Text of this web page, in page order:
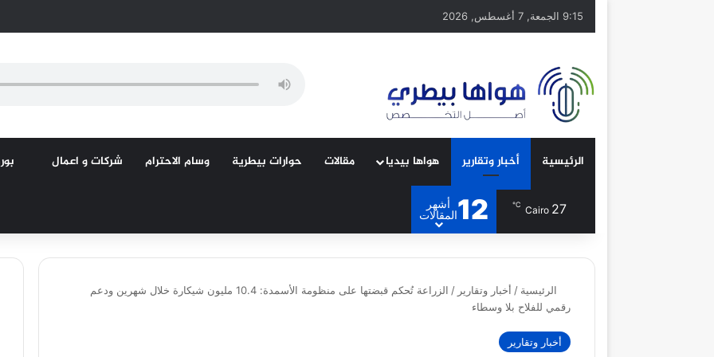
9:15 الجمعة, 7 أغسطس, 2026
الرئيسية أخبار وتقارير هواها بيديا مقالات حوارات بيطرية وسام الاحترام شركات و اعمال
Cairo 27
℃
12
أشهر
المقالات
الرئيسية / أخبار وتقارير /
الزراعة تُحكم قبضتها على منظومة الأسمدة: 10.4 مليون شيكارة خلال شهرين ودعم
رقمي للفلاح بلا وسطاء
أخبار وتقارير